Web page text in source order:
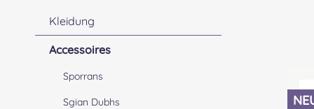
Kleidung
Accessoires
Sporrans
Sgian Dubhs